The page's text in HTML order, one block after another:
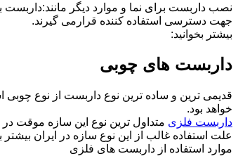
نصب داربست برای نما و موارد دیگر
جهت دسترسی استفاده کننده قرارمی گیرند.
بیشتر بخوانید:
داربست های چوبی
قدیمی ترین و ساده ترین نوع داربست از نوع
خواهد بود.
داربست فلزی متداول ترین نوع این سازه موقت
علت استفاده غالب از این نوع سازه در ایران
موارد استفاده از داربست های فلزی